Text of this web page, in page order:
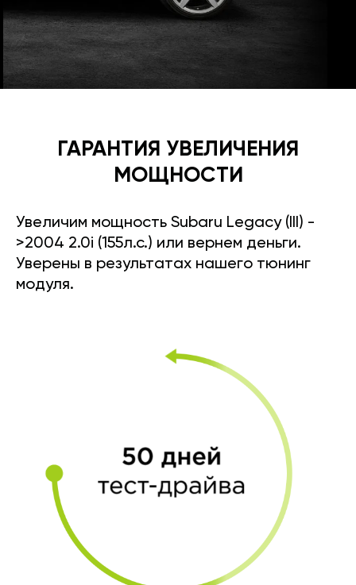
ГАРАНТИЯ УВЕЛИЧЕНИЯ
МОЩНОСТИ
Увеличим мощность Subaru Legacy (III) -
>2004 2.0i (155л.с.) или вернем деньги.
Уверены в результатах нашего тюнинг
модуля.